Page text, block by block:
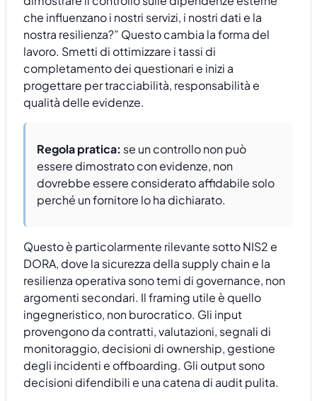
che influenzano i nostri servizi, i nostri dati e la
nostra resilienza?” Questo cambia la forma del
lavoro. Smetti di ottimizzare i tassi di
completamento dei questionari e inizi a
progettare per tracciabilità, responsabilità e
qualità delle evidenze.
Regola pratica: se un controllo non può
essere dimostrato con evidenze, non
dovrebbe essere considerato affidabile solo
perché un fornitore lo ha dichiarato.
Questo è particolarmente rilevante sotto NIS2 e
DORA, dove la sicurezza della supply chain e la
resilienza operativa sono temi di governance, non
argomenti secondari. Il framing utile è quello
ingegneristico, non burocratico. Gli input
provengono da contratti, valutazioni, segnali di
monitoraggio, decisioni di ownership, gestione
degli incidenti e offboarding. Gli output sono
decisioni difendibili e una catena di audit pulita.